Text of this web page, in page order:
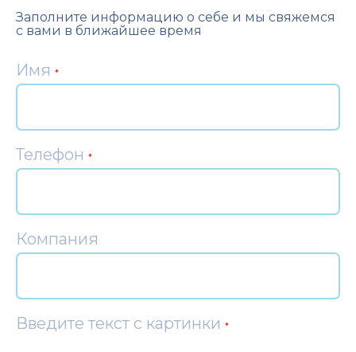
Заполните информацию о себе и мы свяжемся
с вами в ближайшее время
Имя *
Телефон *
Компания
Введите текст с картинки *